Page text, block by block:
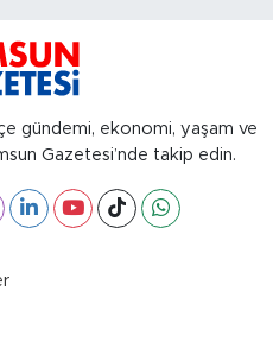
gündemi, ekonomi, yaşam ve
Gazetesi’nde takip edin.